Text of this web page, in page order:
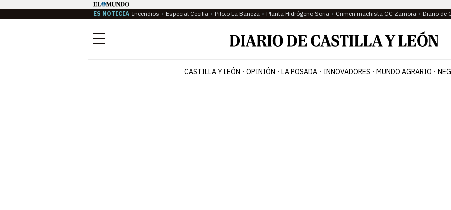
ES NOTICIA Incendios Especial Cecilia Piloto La Bañeza Planta Hidrógeno Soria Crimen machista GC Zamora Diario de
Menú
CASTILLA Y LEÓN OPINIÓN LA POSADA INNOVADORES MUNDO AGRARIO